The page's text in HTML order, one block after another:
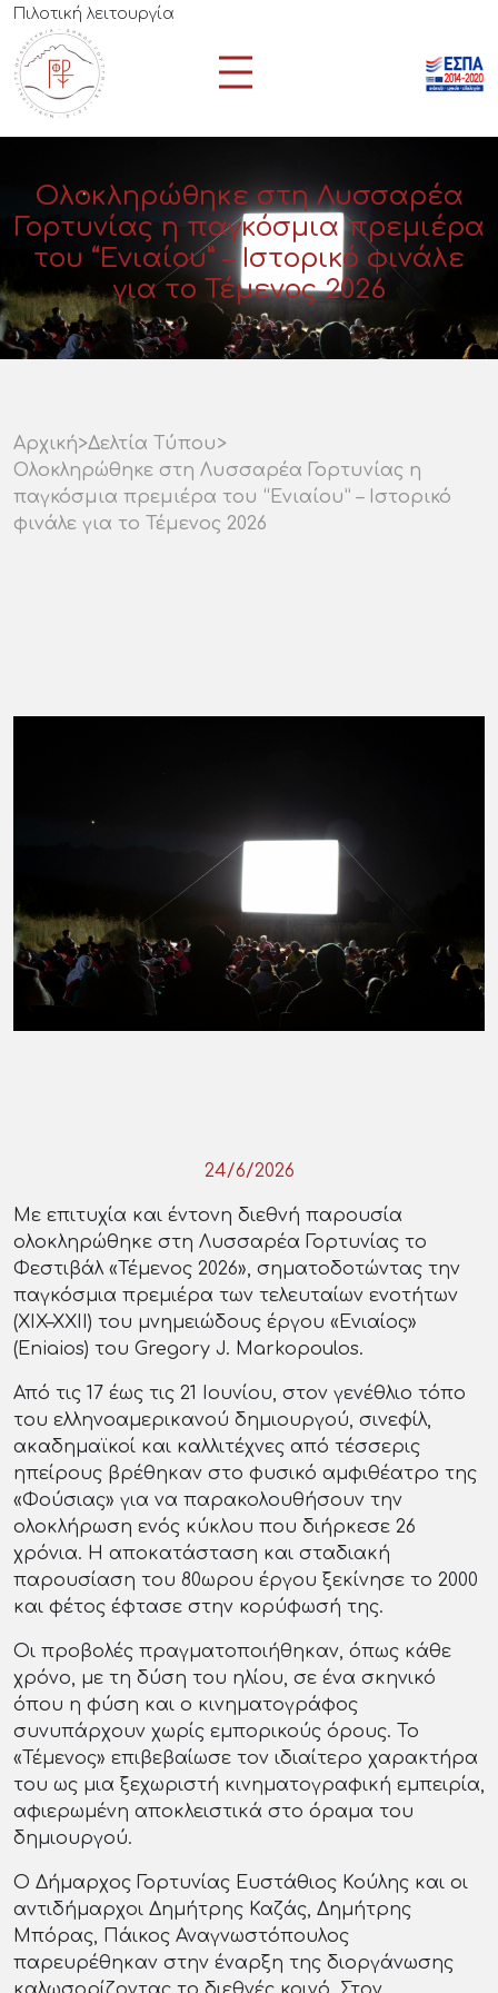
Πιλοτική λειτουργία
Ολοκληρώθηκε στη Λυσσαρέα
Γορτυνίας η παγκόσμια πρεμιέρα
του “Ενιαίου” – Ιστορικό φινάλε
για το Τέμενος 2026
Αρχική>Δελτία Τύπου>
Ολοκληρώθηκε στη Λυσσαρέα Γορτυνίας η
παγκόσμια πρεμιέρα του “Ενιαίου” – Ιστορικό
φινάλε για το Τέμενος 2026
24/6/2026
Με επιτυχία και έντονη διεθνή παρουσία
ολοκληρώθηκε στη Λυσσαρέα Γορτυνίας το
Φεστιβάλ «Τέμενος 2026», σηματοδοτώντας την
παγκόσμια πρεμιέρα των τελευταίων ενοτήτων
(XIX–XXII) του μνημειώδους έργου «Ενιαίος»
(Eniaios) του Gregory J. Markopoulos.
Από τις 17 έως τις 21 Ιουνίου, στον γενέθλιο τόπο
του ελληνοαμερικανού δημιουργού, σινεφίλ,
ακαδημαϊκοί και καλλιτέχνες από τέσσερις
ηπείρους βρέθηκαν στο φυσικό αμφιθέατρο της
«Φούσιας» για να παρακολουθήσουν την
ολοκλήρωση ενός κύκλου που διήρκεσε 26
χρόνια. Η αποκατάσταση και σταδιακή
παρουσίαση του 80ωρου έργου ξεκίνησε το 2000
και φέτος έφτασε στην κορύφωσή της.
Οι προβολές πραγματοποιήθηκαν, όπως κάθε
χρόνο, με τη δύση του ηλίου, σε ένα σκηνικό
όπου η φύση και ο κινηματογράφος
συνυπάρχουν χωρίς εμπορικούς όρους. Το
«Τέμενος» επιβεβαίωσε τον ιδιαίτερο χαρακτήρα
του ως μια ξεχωριστή κινηματογραφική εμπειρία,
αφιερωμένη αποκλειστικά στο όραμα του
δημιουργού.
O Δήμαρχος Γορτυνίας Ευστάθιος Κούλης και οι
αντιδήμαρχοι Δημήτρης Καζάς, Δημήτρης
Μπόρας, Πάικος Αναγνωστόπουλος
παρευρέθηκαν στην έναρξη της διοργάνωσης